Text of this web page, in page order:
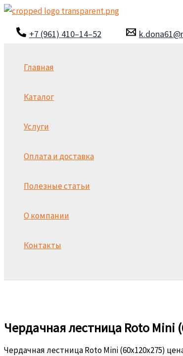
Перейти
содержимому
+7 (961) 410–14–52
Главная
Каталог
Услуги
Оплата и доставка
Полезные статьи
О компании
Контакты
Чердачная лестница Roto Mini
Чердачная лестница Roto Mini (60x120x275)